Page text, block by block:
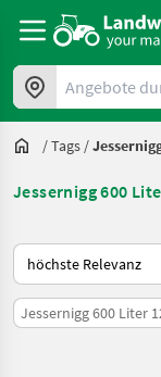
Angebote
/Tags /
Jessernigg 600
So wird auf
Jessernigg 600 Liter